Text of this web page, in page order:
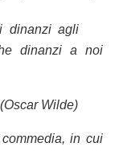
dinanzi agli
dinanzi a noi
Wilde)
in cui